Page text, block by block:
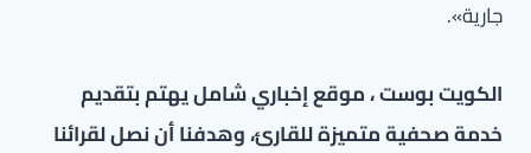
جارية».
الكويت بوست ، موقع إخباري شامل يهتم بتقديم
خدمة صحفية متميزة للقارئ، وهدفنا أن نصل لقرائنا